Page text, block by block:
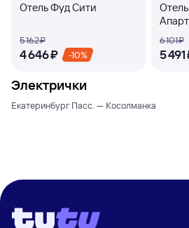
Отель Фуд Сити
5 ⁠162 ⁠₽
4 ⁠646 ⁠₽ -10%
6 ⁠101 ⁠₽
5 ⁠491
Электрички
Екатеринбург Пасс. — Косолманка